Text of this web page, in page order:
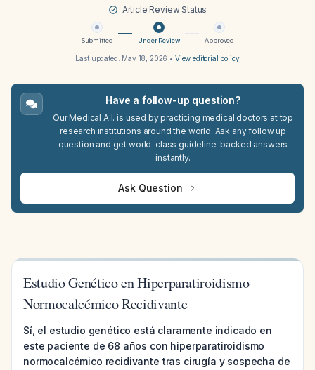
Article Review Status
Submitted Under Review Approved
Last updated: May 18, 2026 • View editorial policy
Have a follow-up question?
Our Medical A.I. is used by practicing medical doctors at top
research institutions around the world. Ask any follow up
question and get world-class guideline-backed answers
instantly.
Ask Question
Estudio Genético en Hiperparatiroidismo
Normocalcémico Recidivante
Sí, el estudio genético está claramente indicado en
este paciente de 68 años con hiperparatiroidismo
normocalcémico recidivante tras cirugía y sospecha de